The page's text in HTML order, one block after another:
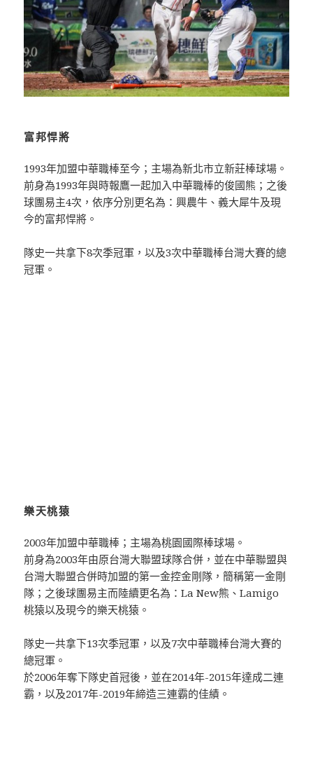
富邦悍將
1993年加盟中華職棒至今；主場為新北市立新莊棒球場。
前身為1993年與時報鷹一起加入中華職棒的俊國熊；之後
球團易主4次，依序分別更名為：興農牛、義大犀牛及現
今的富邦悍將。
隊史一共拿下8次季冠軍，以及3次中華職棒台灣大賽的總
冠軍。
樂天桃猿
2003年加盟中華職棒；主場為桃園國際棒球場。
前身為2003年由原台灣大聯盟球隊合併，並在中華聯盟與
台灣大聯盟合併時加盟的第一金控金剛隊，簡稱第一金剛
隊；之後球團易主而陸續更名為：La New熊、Lamigo
桃猿以及現今的樂天桃猿。
隊史一共拿下13次季冠軍，以及7次中華職棒台灣大賽的
總冠軍。
於2006年奪下隊史首冠後，並在2014年-2015年達成二連
霸，以及2017年-2019年締造三連霸的佳績。